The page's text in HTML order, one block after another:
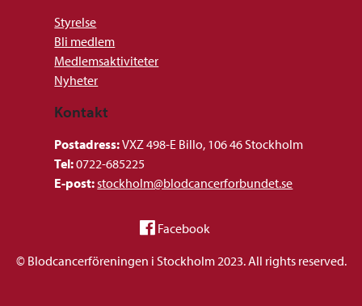
Styrelse
Bli medlem
Medlemsaktiviteter
Nyheter
Kontakt
Postadress:VXZ 498-E Billo, 106 46 Stockholm
Tel:0722-685225
E-post:stockholm@blodcancerforbundet.se
Facebook
© Blodcancerföreningen i Stockholm 2023. All rights reserved.